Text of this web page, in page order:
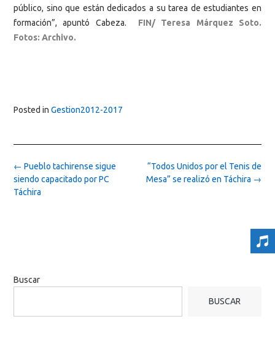
público, sino que están dedicados a su tarea de estudiantes en
formación”, apuntó Cabeza. FIN/ Teresa Márquez Soto.
Fotos: Archivo.
Posted in Gestion2012-2017
Post
navigation
“Todos Unidos por el Tenis de
Mesa” se realizó en Táchira →
← Pueblo tachirense sigue
siendo capacitado por PC
Táchira
Buscar
BUSCAR